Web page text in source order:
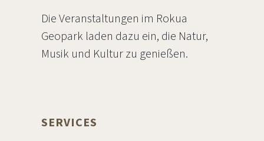
Die Veranstaltungen im Rokua
Geopark laden dazu ein, die Natur,
Musik und Kultur zu genießen.
SERVICES